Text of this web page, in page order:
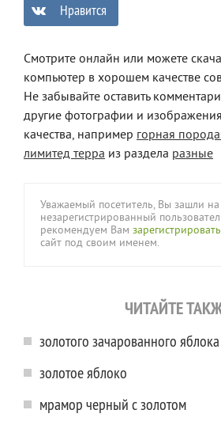
Нравится
Смотрите онлайн или можете
компьютер в хорошем качестве
Не забывайте оставить
другие фотографии и
качества, например горная порода
лимитед терра из раздела разные
Уважаемый посетитель, Вы зашли на
незарегистрированный
рекомендуем Вам
сайт под своим именем.
ЧИТАЙТЕ
золотого зачарованного яблока
золотое яблоко
мрамор черный с золотом